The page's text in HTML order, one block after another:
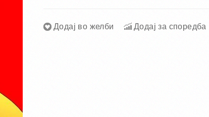
Додај во желби Додај за споредба